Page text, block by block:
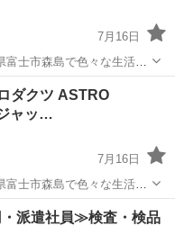
7月16日
士市森島で色々な生活家
葉植物
ダクツ ASTRO
ャッ…
7月16日
士市森島で色々な生活家
ストロプロダクツ
派遣社員≫検査・検品